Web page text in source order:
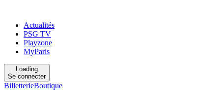
Actualités
PSG TV
Playzone
MyParis
Loading
Se connecter
BilletterieBoutique